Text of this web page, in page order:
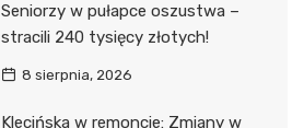
Seniorzy w pułapce oszustwa –
stracili 240 tysięcy złotych!
8 sierpnia, 2026
Klecińska w remoncie: Zmiany w